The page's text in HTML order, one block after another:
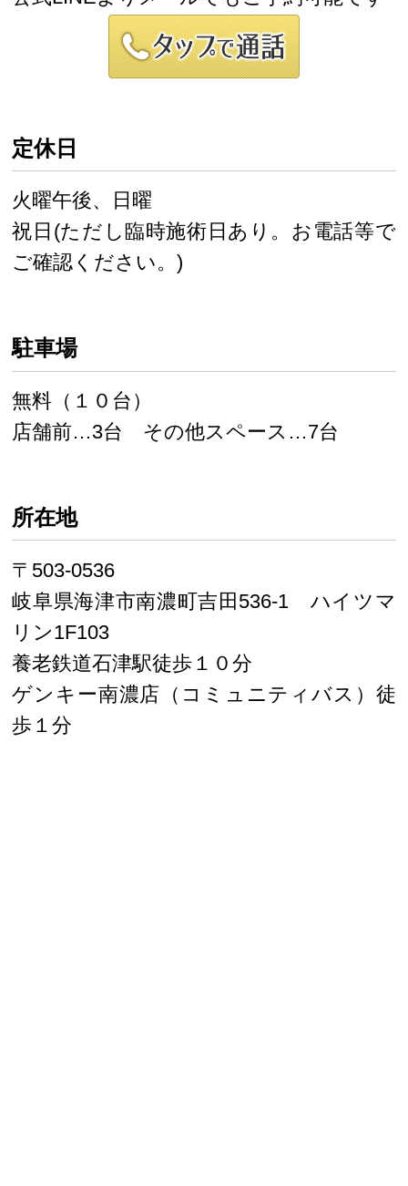
定休日
火曜午後、日曜
祝日(ただし臨時施術日あり。お電話等で
ご確認ください。)
駐車場
無料（１０台）
店舗前…3台 その他スペース…7台
所在地
〒503-0536
岐阜県海津市南濃町吉田536-1 ハイツマ
リン1F103
養老鉄道石津駅徒歩１０分
ゲンキー南濃店（コミュニティバス）徒
歩１分